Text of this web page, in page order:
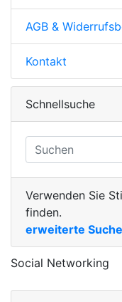
AGB &
Kontakt
Schnellsuche
Verwenden Sie
finden.
erweiterte Suche
Social Networking